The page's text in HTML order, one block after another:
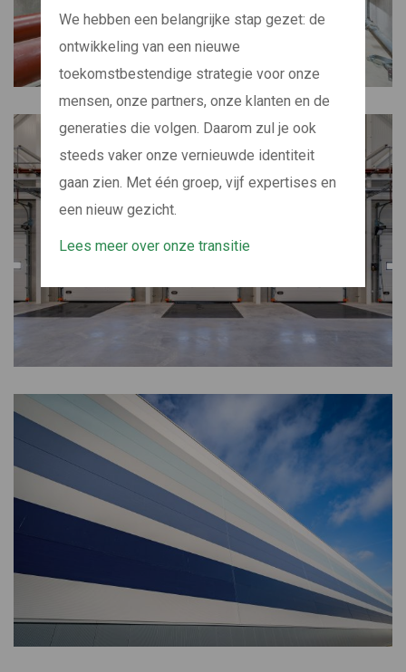
We hebben een belangrijke stap gezet: de
ontwikkeling van een nieuwe
toekomstbestendige strategie voor onze
mensen, onze partners, onze klanten en de
generaties die volgen. Daarom zul je ook
steeds vaker onze vernieuwde identiteit
gaan zien. Met één groep, vijf expertises en
een nieuw gezicht.
Lees meer over onze transitie